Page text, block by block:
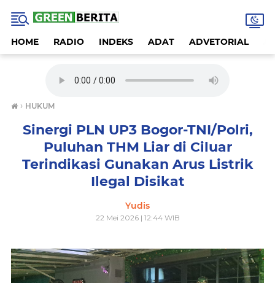
HOME RADIO INDEKS ADAT ADVETORIAL
› HUKUM
Sinergi PLN UP3 Bogor-TNI/Polri,
Puluhan THM Liar di Ciluar
Terindikasi Gunakan Arus Listrik
Ilegal Disikat
Yudis
22 Mei 2026 | 12:44 WIB